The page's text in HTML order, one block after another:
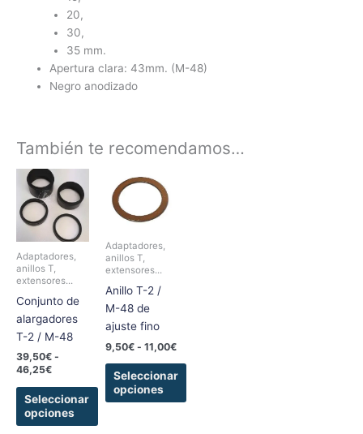
20,
30,
35 mm.
Apertura clara: 43mm. (M-48)
Negro anodizado
También te recomendamos…
Adaptadores,
anillos T,
extensores...
Conjunto de
alargadores
T-2 / M-48
39,50€ -
46,25€
Rango
de
precios:
desde
39,50€
hasta
46,25€
Seleccionar
opciones
Este
producto
tiene
múltiples
Las
opciones
se
pueden
elegir
en
la
página
de
producto
Adaptadores,
anillos T,
extensores...
Anillo T-2 /
M-48 de
ajuste fino
9,50€ - 11,00€
Seleccionar
opciones
Este
producto
tiene
variantes.
Las
opciones
se
pueden
en
página